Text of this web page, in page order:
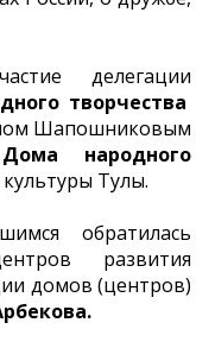
делегации
творчества
Шапошниковым
народного
Тулы.
обратилась
развития
домов (центров)